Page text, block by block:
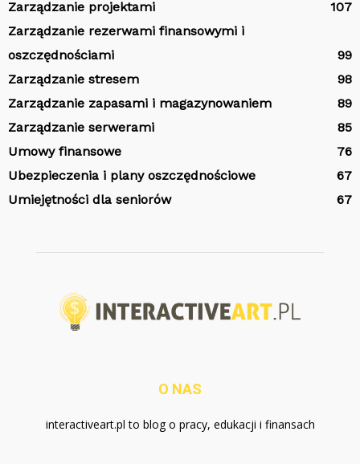
Zarządzanie projektami
107
Zarządzanie rezerwami finansowymi i
oszczędnościami
99
Zarządzanie stresem
98
Zarządzanie zapasami i magazynowaniem
89
Zarządzanie serwerami
85
Umowy finansowe
76
Ubezpieczenia i plany oszczędnościowe
67
Umiejętności dla seniorów
67
O NAS
interactiveart.pl to blog o pracy, edukacji i finansach